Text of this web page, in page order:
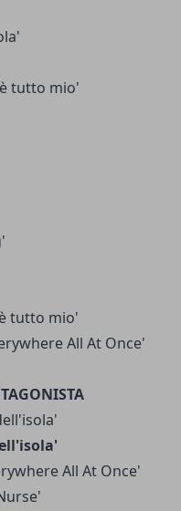
tutto mio'
tutto mio'
All At Once'
All At Once'